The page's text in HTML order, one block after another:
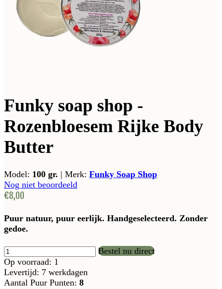
Funky soap shop -
Rozenbloesem Rijke Body
Butter
Model: 100 gr. | Merk: Funky Soap Shop
Nog niet beoordeeld
€8,00
Puur natuur, puur eerlijk. Handgeselecteerd. Zonder
gedoe.
Bestel nu direct
Op voorraad: 1
Levertijd: 7 werkdagen
Aantal Puur Punten: 8